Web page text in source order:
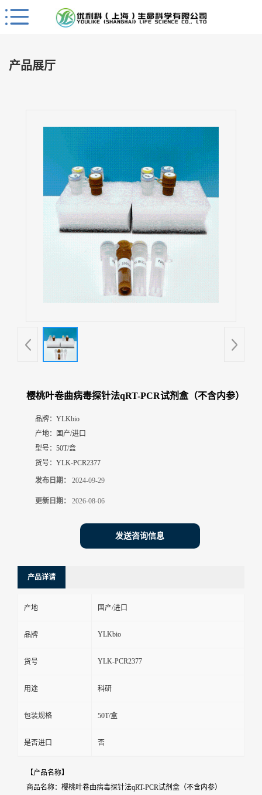
Close
首
产品展厅
樱桃叶卷曲病毒探针法qRT-PCR试剂盒（不含内参）
品牌： YLKbio
产地：
国产/进口
型号： 50T/盒
货号： YLK-PCR2377
发布日期： 2024-09-29
更新日期： 2026-08-06
发送咨询信息
产品详请
产地 国产/进口
品牌 YLKbio
货号 YLK-PCR2377
用途 科研
包装规格 50T/盒
是否进口 否
【产品名称】
商品名称：樱桃叶卷曲病毒探针法qRT-PCR试剂盒（不含内参）